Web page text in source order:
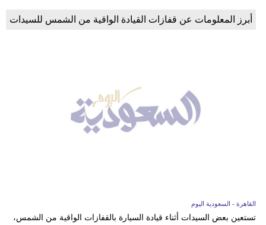
أبرز المعلومات عن قفازات القيادة الواقية من الشمس للسيدات
القاهرة - السعودية اليوم
تستعين بعض السيدات أثناء قيادة السيارة بالقفازات الواقية من الشمس،